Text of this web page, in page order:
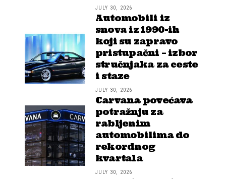
JULY 30, 2026
Automobili iz
snova iz 1990-ih
koji su zapravo
pristupačni – izbor
stručnjaka za ceste
i staze
JULY 30, 2026
Carvana povećava
potražnju za
rabljenim
automobilima do
rekordnog
kvartala
JULY 30, 2026